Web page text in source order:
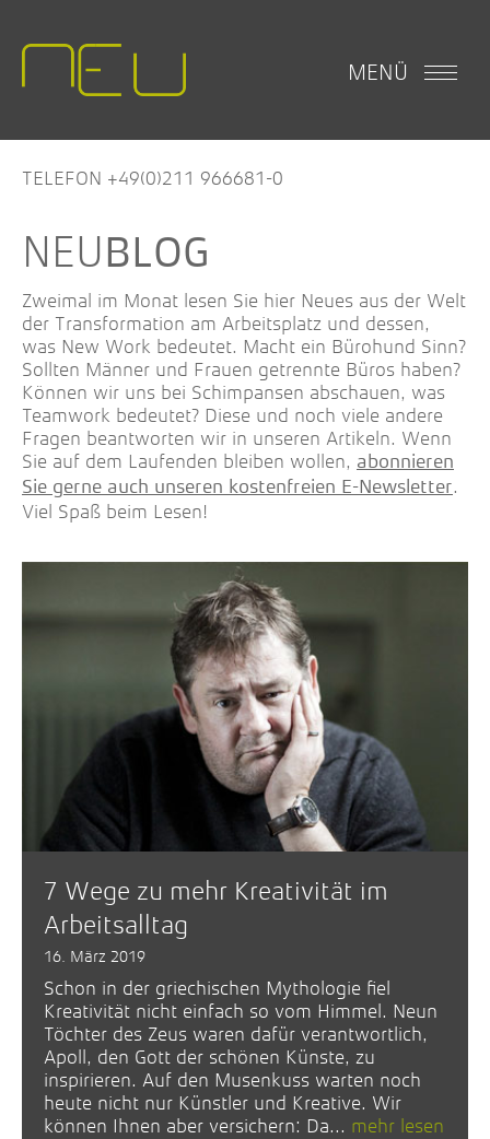
MENÜ
TELEFON +49(0)211 966681-0
BLOG
Zweimal im Monat lesen Sie hier Neues aus der Welt
der Transformation am Arbeitsplatz und dessen,
was New Work bedeutet. Macht ein Bürohund Sinn?
Sollten Männer und Frauen getrennte Büros haben?
Können wir uns bei Schimpansen abschauen, was
Teamwork bedeutet? Diese und noch viele andere
Fragen beantworten wir in unseren Artikeln. Wenn
Sie auf dem Laufenden bleiben wollen, abonnieren
Sie gerne auch unseren kostenfreien E-Newsletter.
Viel Spaß beim Lesen!
7 Wege zu mehr Kreativität im
Arbeitsalltag
16. März 2019
Schon in der griechischen Mythologie fiel
Kreativität nicht einfach so vom Himmel. Neun
Töchter des Zeus waren dafür verantwortlich,
Apoll, den Gott der schönen Künste, zu
inspirieren. Auf den Musenkuss warten noch
heute nicht nur Künstler und Kreative. Wir
können Ihnen aber versichern: Da... mehr lesen